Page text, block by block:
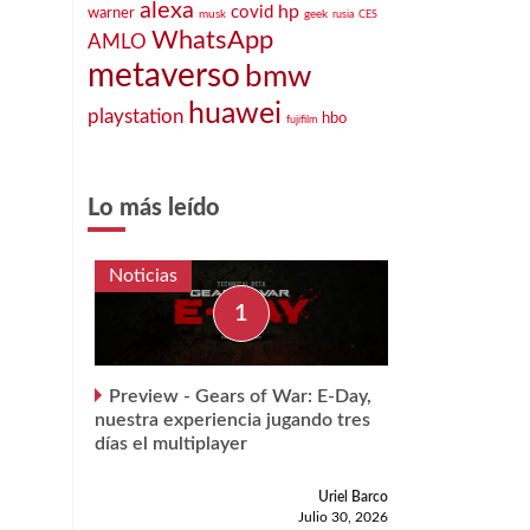
warner alexa musk covid hp geek rusia CES
AMLO WhatsApp
metaverso bmw
playstation huawei fujifilm hbo
Lo más leído
Noticias
Preview - Gears of War: E-Day,
nuestra experiencia jugando tres
días el multiplayer
Uriel Barco
Julio 30, 2026